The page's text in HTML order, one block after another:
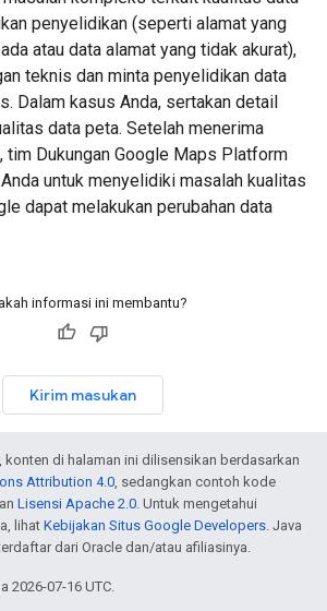
penyelidikan (seperti alamat yang
atau data alamat yang tidak akurat),
teknis dan minta penyelidikan data
Dalam kasus Anda, sertakan detail
data peta. Setelah menerima
tim Dukungan Google Maps Platform
untuk menyelidiki masalah kualitas
dapat melakukan perubahan data
informasi ini membantu?
Kirim masukan
konten di halaman ini dilisensikan berdasarkan
Attribution 4.0 , sedangkan contoh kode
Lisensi Apache 2.0 . Untuk mengetahui
lihat Kebijakan Situs Google Developers . Java
dari Oracle dan/atau afiliasinya.
2026-07-16 UTC.